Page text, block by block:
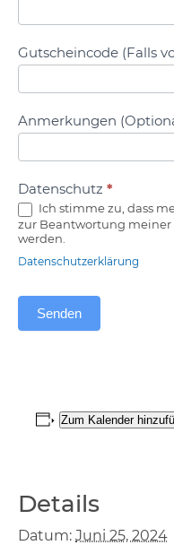
Gutscheincode (Falls
Anmerkungen
Datenschutz *
Ich stimme zu, dass
zur Beantwortung
werden.
Datenschutzerklärung
Senden
Zum Kalender
Details
Datum: Juni 25, 2024